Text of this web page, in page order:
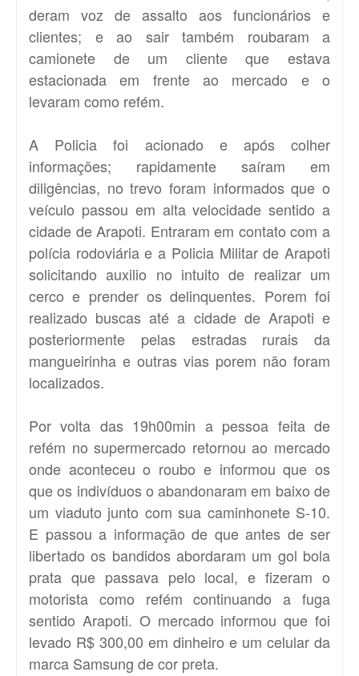
deram voz de assalto aos funcionários e
clientes; e ao sair também roubaram a
camionete de um cliente que estava
estacionada em frente ao mercado e o
levaram como refém.
A Policia foi acionado e após colher
informações; rapidamente saíram em
diligências, no trevo foram informados que o
veículo passou em alta velocidade sentido a
cidade de Arapoti. Entraram em contato com a
polícia rodoviária e a Policia Militar de Arapoti
solicitando auxilio no intuito de realizar um
cerco e prender os delinquentes. Porem foi
realizado buscas até a cidade de Arapoti e
posteriormente pelas estradas rurais da
mangueirinha e outras vias porem não foram
localizados.
Por volta das 19h00min a pessoa feita de
refém no supermercado retornou ao mercado
onde aconteceu o roubo e informou que os
que os indivíduos o abandonaram em baixo de
um viaduto junto com sua caminhonete S-10.
E passou a informação de que antes de ser
libertado os bandidos abordaram um gol bola
prata que passava pelo local, e fizeram o
motorista como refém continuando a fuga
sentido Arapoti. O mercado informou que foi
levado R$ 300,00 em dinheiro e um celular da
marca Samsung de cor preta.